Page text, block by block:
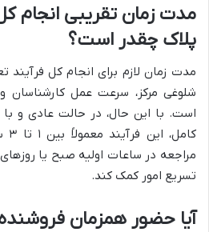
مدت زمان تقریبی انجام
پلاک چقدر است؟
مدت زمان لازم برای انجام کل فرآیند
شلوغی مرکز، سرعت عمل کارشناسان و
است. با این حال، در حالت عادی و
مراجعه در ساعات اولیه صبح یا
تسریع امور کمک کند.
آیا حضور همزمان فروشنده